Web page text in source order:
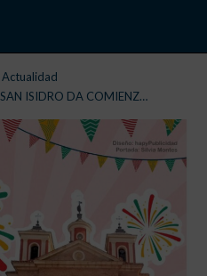
Actualidad
ISIDRO DA COMIENZ…